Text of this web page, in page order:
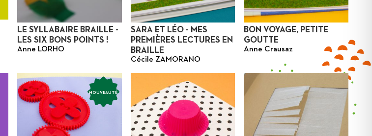
LE SYLLABAIRE BRAILLE -
LES SIX BONS POINTS !
Anne LORHO
SARA ET LÉO - MES
PREMIÈRES LECTURES EN
BRAILLE
Cécile ZAMORANO
BON VOYAGE, PETITE
GOUTTE
Anne Crausaz
NOUVEAUTÉ